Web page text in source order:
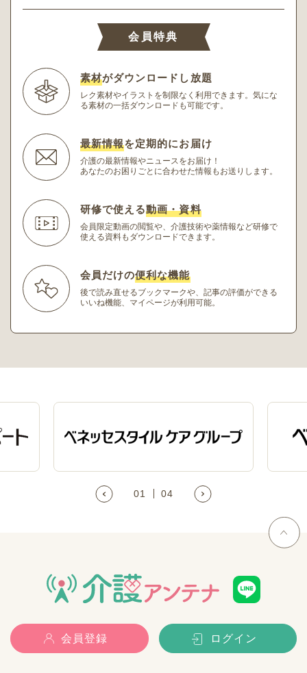
会員特典
素材がダウンロードし放題
レク素材やイラストを制限なく利用できます。 気にな
る素材の一括ダウンロードも可能です。
最新情報を定期的にお届け
介護の最新情報やニュースをお届け！
あなたのお困りごとに合わせた情報もお送りします。
研修で使える動画・資料
会員限定動画の閲覧や、介護技術や薬情報など研修で
使える資料もダウンロードできます。
会員だけの便利な機能
後で読み直せるブックマークや、記事の評価ができる
いいね機能、マイページが利用可能。
01 04
会員登録 ログイン